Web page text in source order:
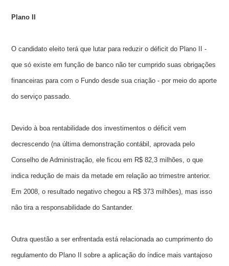
Plano II
O candidato eleito terá que lutar para reduzir o déficit do Plano II -
que só existe em função de banco não ter cumprido suas obrigações
financeiras para com o Fundo desde sua criação - por meio do aporte
do serviço passado.
Devido à boa rentabilidade dos investimentos o déficit vem
decrescendo (na última demonstração contábil, aprovada pelo
Conselho de Administração, ele ficou em R$ 82,3 milhões, o que
indica redução de mais da metade em relação ao trimestre anterior.
Em 2008, o resultado negativo chegou a R$ 373 milhões), mas isso
não tira a responsabilidade do Santander.
Outra questão a ser enfrentada está relacionada ao cumprimento do
regulamento do Plano II sobre a aplicação do índice mais vantajoso